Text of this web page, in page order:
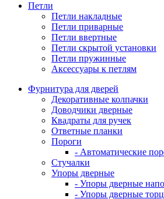
Петли
Петли накладные
Петли приварные
Петли ввертные
Петли скрытой установки
Петли пружинные
Аксессуары к петлям
Фурнитура для дверей
Декоративные колпачки
Доводчики дверные
Квадраты для ручек
Ответные планки
Пороги
- Автоматические
Стучалки
Упоры дверные
- Упоры дверные
- Упоры дверные